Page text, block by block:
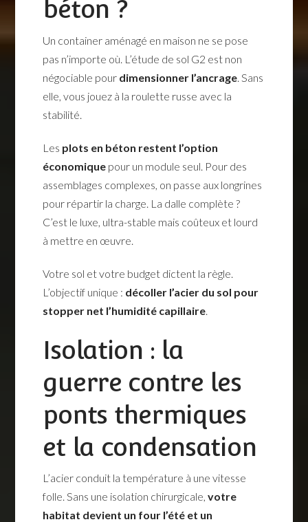
béton ?
Un container aménagé en maison ne se pose
pas n’importe où. L’étude de sol G2 est non
négociable pour dimensionner l’ancrage . Sans
elle, vous jouez à la roulette russe avec la
stabilité.
Les plots en béton restent l’option
économique pour un module seul. Pour des
assemblages complexes, on passe aux longrines
pour répartir la charge. La dalle complète ?
C’est le luxe, ultra-stable mais coûteux et lourd
à mettre en œuvre.
Votre sol et votre budget dictent la règle.
L’objectif unique : décoller l’acier du sol pour
stopper net l’humidité capillaire
Isolation : la
guerre contre les
ponts thermiques
et la condensation
L’acier conduit la température à une vitesse
folle. Sans une isolation chirurgicale,votre
habitat devient un four l’été et un